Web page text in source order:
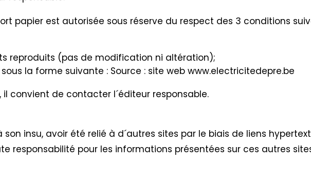
papier est autorisée sous réserve du respect des 3 conditions
reproduits (pas de modification ni altération);
la forme suivante : Source : site web www.electricitedepre.be
convient de contacter l´éditeur responsable.
insu, avoir été relié à d´autres sites par le biais de liens
responsabilité pour les informations présentées sur ces autres